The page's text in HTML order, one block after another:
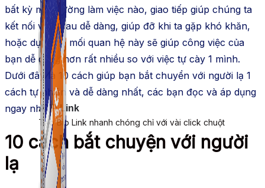
ATP Link
Tạo Bio Link nhanh chóng chỉ với vài click chuột
bất kỳ môi trường làm việc nào, giao tiếp giúp chúng ta
kết nối với nhau dễ dàng, giúp đỡ khi ta gặp khó khăn,
hoặc dựa vào mối quan hệ này sẽ giúp công việc của
bạn dễ dàng hơn rất nhiều so với việc tự cày 1 mình.
Dưới đây là 10 cách giúp bạn bắt chuyển với người lạ 1
cách tự nhiên và dễ dàng nhất, các bạn đọc và áp dụng
ngay nhé!
10 cách bắt chuyện với người
lạ